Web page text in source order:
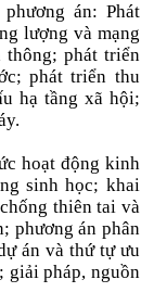
án: Phát
lượng và mạng
phát triển
phát triển thu
hạ tầng xã hội;
hoạt động kinh
sinh học; khai
thiên tai và
phương án phân
án và thứ tự ưu
giải pháp, nguồn